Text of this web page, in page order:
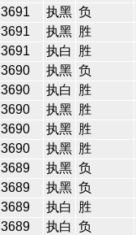
3691 执黑 负
3691 执黑 胜
3691 执白 胜
3690 执黑 负
3690 执白 胜
3690 执黑 胜
3690 执黑 胜
3690 执黑 胜
3689 执黑 负
3689 执黑 负
3689 执白 胜
3689 执白 负